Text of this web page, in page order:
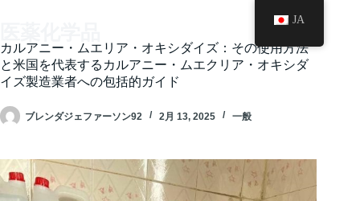
テ
ン
ツ
へ
ス
キ
プ
カルアニー・ムエリア・オキシダイズ：その使用方法
と米国を代表するカルアニー・ムエクリア・オキシダ
イズ製造業者への包括的ガイド
ブレンダジェファーソン92 2月 13, 2025 一般
JA